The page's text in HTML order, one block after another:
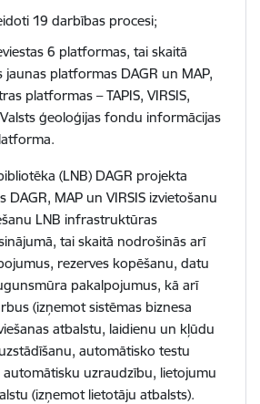
19 darbības procesi;
6 platformas, tai skaitā
jaunas platformas DAGR un MAP,
platformas – TAPIS, VIRSIS,
ģeoloģijas fondu informācijas
(LNB) DAGR projekta
MAP un VIRSIS izvietošanu
LNB infrastruktūras
tai skaitā nodrošinās arī
rezerves kopēšanu, datu
pakalpojumus, kā arī
(izņemot sistēmas biznesa
atbalstu, laidienu un kļūdu
automātisko testu
uzraudzību, lietojumu
(izņemot lietotāju atbalsts).